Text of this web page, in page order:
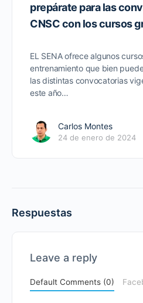
prepárate para las
CNSC con los cursos
EL SENA ofrece algunos
entrenamiento que bien
las distintas convocatorias
este año…
Carlos Montes
24 de enero de 2024
Respuestas
Leave a reply
Default Comments (0)